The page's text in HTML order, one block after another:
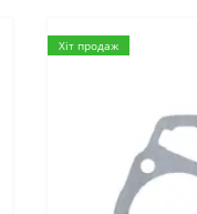
Хіт продаж